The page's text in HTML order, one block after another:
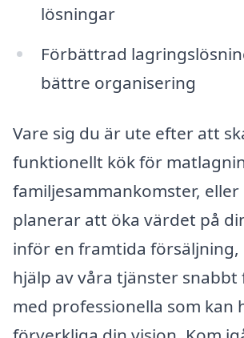
lösningar
Förbättrad
bättre organisering
Vare sig du är ute efter att
funktionellt kök för
familjesammankomster, eller
planerar att öka värdet på
inför en framtida försäljning,
hjälp av våra tjänster snabbt
med professionella som kan